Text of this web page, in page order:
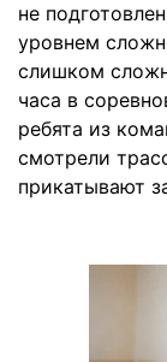
не
уровнем
слишком
часа в
ребята из
смотрели
прикатывают